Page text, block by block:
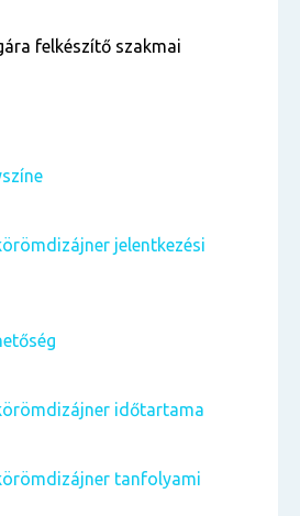
felkészítő szakmai
jelentkezési
időtartama
tanfolyami